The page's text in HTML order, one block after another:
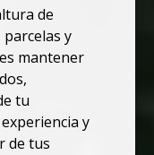
de
y
mantener
tu
y
de tus